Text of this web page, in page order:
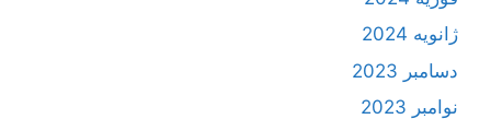
ژانویه 2024
دسامبر 2023
نوامبر 2023